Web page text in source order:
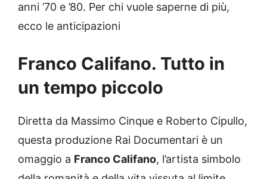
anni ’70 e ’80. Per chi vuole saperne di più,
ecco le anticipazioni
Franco Califano. Tutto in
un tempo piccolo
Diretta da Massimo Cinque e Roberto Cipullo,
questa produzione Rai Documentari è un
omaggio a Franco Califano, l’artista simbolo